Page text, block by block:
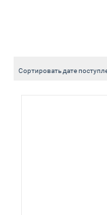
Сортировать дате